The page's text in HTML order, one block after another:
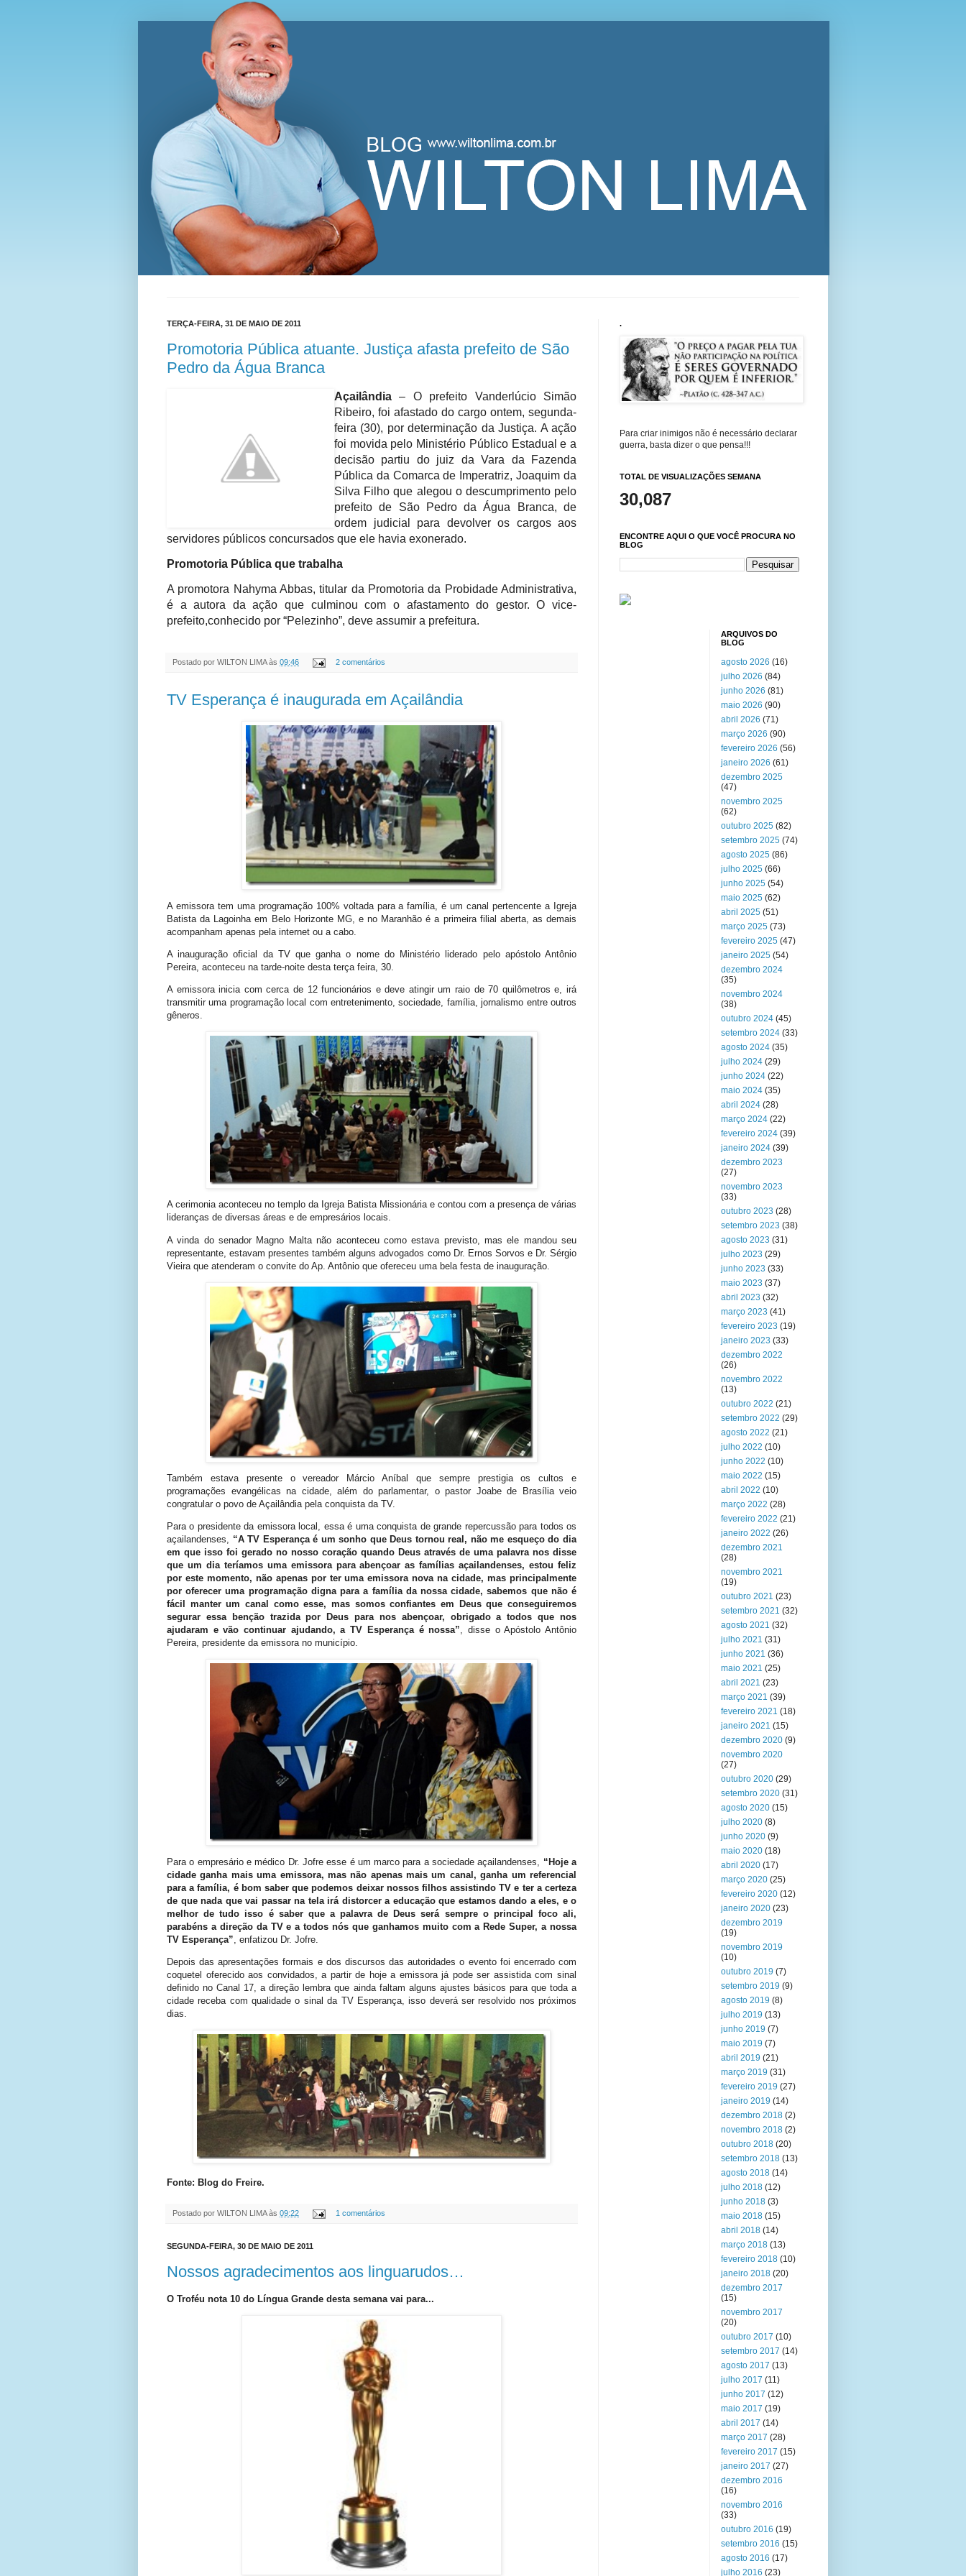
Blog Wilton Lima
TERÇA-FEIRA, 31 DE MAIO DE 2011
Promotoria Pública atuante. Justiça afasta prefeito de São
Pedro da Água Branca
Açailândia – O prefeito Vanderlúcio Simão
Ribeiro, foi afastado do cargo ontem, segunda-
feira (30), por determinação da Justiça. A ação
foi movida pelo Ministério Público Estadual e a
decisão partiu do juiz da Vara da Fazenda
Pública da Comarca de Imperatriz, Joaquim da
Silva Filho que alegou o descumprimento pelo
prefeito de São Pedro da Água Branca, de
ordem judicial para devolver os cargos aos
servidores públicos concursados que ele havia exonerado.
Promotoria Pública que trabalha
A promotora Nahyma Abbas, titular da Promotoria da Probidade Administrativa,
é a autora da ação que culminou com o afastamento do gestor. O vice-
prefeito,conhecido por “Pelezinho”, deve assumir a prefeitura.
Postado por WILTON LIMA às 09:46 2 comentários
TV Esperança é inaugurada em Açailândia
A emissora tem uma programação 100% voltada para a família, é um canal pertencente a Igreja
Batista da Lagoinha em Belo Horizonte MG, e no Maranhão é a primeira filial aberta, as demais
acompanham apenas pela internet ou a cabo.
A inauguração oficial da TV que ganha o nome do Ministério liderado pelo apóstolo Antônio
Pereira, aconteceu na tarde-noite desta terça feira, 30.
A emissora inicia com cerca de 12 funcionários e deve atingir um raio de 70 quilômetros e, irá
transmitir uma programação local com entretenimento, sociedade, família, jornalismo entre outros
gêneros.
A cerimonia aconteceu no templo da Igreja Batista Missionária e contou com a presença de várias
lideranças de diversas áreas e de empresários locais.
A vinda do senador Magno Malta não aconteceu como estava previsto, mas ele mandou seu
representante, estavam presentes também alguns advogados como Dr. Ernos Sorvos e Dr. Sérgio
Vieira que atenderam o convite do Ap. Antônio que ofereceu uma bela festa de inauguração.
Também estava presente o vereador Márcio Aníbal que sempre prestigia os cultos e
programações evangélicas na cidade, além do parlamentar, o pastor Joabe de Brasília veio
congratular o povo de Açailândia pela conquista da TV.
Para o presidente da emissora local, essa é uma conquista de grande repercussão para todos os
açailandenses, “A TV Esperança é um sonho que Deus tornou real, não me esqueço do dia
em que isso foi gerado no nosso coração quando Deus através de uma palavra nos disse
que um dia teríamos uma emissora para abençoar as famílias açailandenses, estou feliz
por este momento, não apenas por ter uma emissora nova na cidade, mas principalmente
por oferecer uma programação digna para a família da nossa cidade, sabemos que não é
fácil manter um canal como esse, mas somos confiantes em Deus que conseguiremos
segurar essa benção trazida por Deus para nos abençoar, obrigado a todos que nos
ajudaram e vão continuar ajudando, a TV Esperança é nossa”, disse o Apóstolo Antônio
Pereira, presidente da emissora no município.
Para o empresário e médico Dr. Jofre esse é um marco para a sociedade açailandenses, “Hoje a
cidade ganha mais uma emissora, mas não apenas mais um canal, ganha um referencial
para a família, é bom saber que podemos deixar nossos filhos assistindo TV e ter a certeza
de que nada que vai passar na tela irá distorcer a educação que estamos dando a eles, e o
melhor de tudo isso é saber que a palavra de Deus será sempre o principal foco ali,
parabéns a direção da TV e a todos nós que ganhamos muito com a Rede Super, a nossa
TV Esperança” , enfatizou Dr. Jofre.
Depois das apresentações formais e dos discursos das autoridades o evento foi encerrado com
coquetel oferecido aos convidados, a partir de hoje a emissora já pode ser assistida com sinal
definido no Canal 17, a direção lembra que ainda faltam alguns ajustes básicos para que toda a
cidade receba com qualidade o sinal da TV Esperança, isso deverá ser resolvido nos próximos
dias.
Fonte: Blog do Freire.
Postado por WILTON LIMA às 09:22 1 comentários
SEGUNDA-FEIRA, 30 DE MAIO DE 2011
Nossos agradecimentos aos linguarudos…
O Troféu nota 10 do Língua Grande desta semana vai para...
.
Para criar inimigos não é necessário declarar
guerra, basta dizer o que pensa!!!
TOTAL DE VISUALIZAÇÕES SEMANA
30,087
ENCONTRE AQUI O QUE VOCÊ PROCURA NO
BLOG
ARQUIVOS DO
BLOG
agosto 2026 (16)
julho 2026 (84)
junho 2026 (81)
maio 2026 (90)
abril 2026 (71)
março 2026 (90)
fevereiro 2026 (56)
janeiro 2026 (61)
dezembro 2025
(47)
novembro 2025
(62)
outubro 2025 (82)
setembro 2025 (74)
agosto 2025 (86)
julho 2025 (66)
junho 2025 (54)
maio 2025 (62)
abril 2025 (51)
março 2025 (73)
fevereiro 2025 (47)
janeiro 2025 (54)
dezembro 2024
(35)
novembro 2024
(38)
outubro 2024 (45)
setembro 2024 (33)
agosto 2024 (35)
julho 2024 (29)
junho 2024 (22)
maio 2024 (35)
abril 2024 (28)
março 2024 (22)
fevereiro 2024 (39)
janeiro 2024 (39)
dezembro 2023
(27)
novembro 2023
(33)
outubro 2023 (28)
setembro 2023 (38)
agosto 2023 (31)
julho 2023 (29)
junho 2023 (33)
maio 2023 (37)
abril 2023 (32)
março 2023 (41)
fevereiro 2023 (19)
janeiro 2023 (33)
dezembro 2022
(26)
novembro 2022
(13)
outubro 2022 (21)
setembro 2022 (29)
agosto 2022 (21)
julho 2022 (10)
junho 2022 (10)
maio 2022 (15)
abril 2022 (10)
março 2022 (28)
fevereiro 2022 (21)
janeiro 2022 (26)
dezembro 2021
(28)
novembro 2021
(19)
outubro 2021 (23)
setembro 2021 (32)
agosto 2021 (32)
julho 2021 (31)
junho 2021 (36)
maio 2021 (25)
abril 2021 (23)
março 2021 (39)
fevereiro 2021 (18)
janeiro 2021 (15)
dezembro 2020 (9)
novembro 2020
(27)
outubro 2020 (29)
setembro 2020 (31)
agosto 2020 (15)
julho 2020 (8)
junho 2020 (9)
maio 2020 (18)
abril 2020 (17)
março 2020 (25)
fevereiro 2020 (12)
janeiro 2020 (23)
dezembro 2019
(19)
novembro 2019
(10)
outubro 2019 (7)
setembro 2019 (9)
agosto 2019 (8)
julho 2019 (13)
junho 2019 (7)
maio 2019 (7)
abril 2019 (21)
março 2019 (31)
fevereiro 2019 (27)
janeiro 2019 (14)
dezembro 2018 (2)
novembro 2018 (2)
outubro 2018 (20)
setembro 2018 (13)
agosto 2018 (14)
julho 2018 (12)
junho 2018 (3)
maio 2018 (15)
abril 2018 (14)
março 2018 (13)
fevereiro 2018 (10)
janeiro 2018 (20)
dezembro 2017
(15)
novembro 2017
(20)
outubro 2017 (10)
setembro 2017 (14)
agosto 2017 (13)
julho 2017 (11)
junho 2017 (12)
maio 2017 (19)
abril 2017 (14)
março 2017 (28)
fevereiro 2017 (15)
janeiro 2017 (27)
dezembro 2016
(16)
novembro 2016
(33)
outubro 2016 (19)
setembro 2016 (15)
agosto 2016 (17)
julho 2016 (23)